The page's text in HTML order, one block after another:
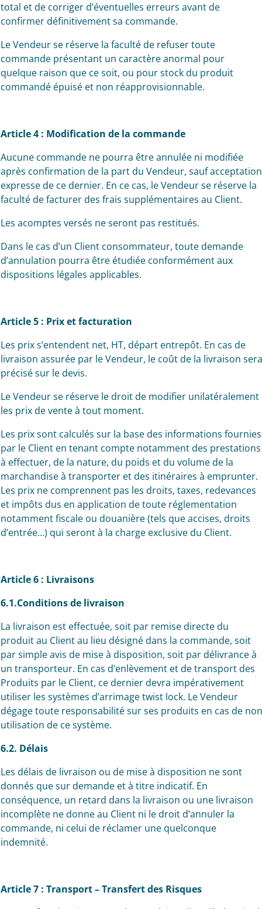
total et de corriger d’éventuelles erreurs avant de
confirmer définitivement sa commande.
Le Vendeur se réserve la faculté de refuser toute
commande présentant un caractère anormal pour
quelque raison que ce soit, ou pour stock du produit
commandé épuisé et non réapprovisionnable.
Article 4 : Modification de la commande
Aucune commande ne pourra être annulée ni modifiée
après confirmation de la part du Vendeur, sauf acceptation
expresse de ce dernier. En ce cas, le Vendeur se réserve la
faculté de facturer des frais supplémentaires au Client.
Les acomptes versés ne seront pas restitués.
Dans le cas d’un Client consommateur, toute demande
d’annulation pourra être étudiée conformément aux
dispositions légales applicables.
Article 5 : Prix et facturation
Les prix s’entendent net, HT, départ entrepôt. En cas de
livraison assurée par le Vendeur, le coût de la livraison sera
précisé sur le devis.
Le Vendeur se réserve le droit de modifier unilatéralement
les prix de vente à tout moment.
Les prix sont calculés sur la base des informations fournies
par le Client en tenant compte notamment des prestations
à effectuer, de la nature, du poids et du volume de la
marchandise à transporter et des itinéraires à emprunter.
Les prix ne comprennent pas les droits, taxes, redevances
et impôts dus en application de toute réglementation
notamment fiscale ou douanière (tels que accises, droits
d’entrée…) qui seront à la charge exclusive du Client.
Article 6 : Livraisons
6.1.Conditions de livraison
La livraison est effectuée, soit par remise directe du
produit au Client au lieu désigné dans la commande, soit
par simple avis de mise à disposition, soit par délivrance à
un transporteur. En cas d’enlèvement et de transport des
Produits par le Client, ce dernier devra impérativement
utiliser les systèmes d’arrimage twist lock. Le Vendeur
dégage toute responsabilité sur ses produits en cas de non
utilisation de ce système.
6.2. Délais
Les délais de livraison ou de mise à disposition ne sont
donnés que sur demande et à titre indicatif. En
conséquence, un retard dans la livraison ou une livraison
incomplète ne donne au Client ni le droit d’annuler la
commande, ni celui de réclamer une quelconque
indemnité.
Article 7 : Transport – Transfert des Risques